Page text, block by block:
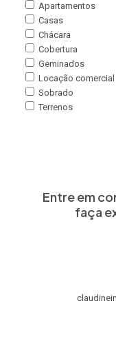
Apartamentos
Casas
Chácara
Cobertura
Geminados
Locação comercial
Sobrado
Terrenos
Entre em
faça